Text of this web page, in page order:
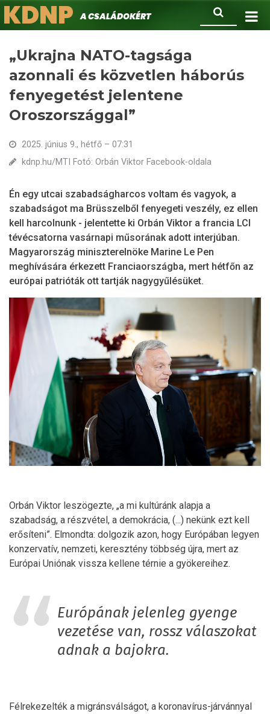
Ugrás
a
Keresés
KDNPA családokért.
„Ukrajna NATO-tagsága
azonnali és közvetlen háborús
fenyegetést jelentene
Oroszországgal”
2025. június 9., hétfő – 07:31
kdnp.hu/MTI Fotó: Orbán Viktor Facebook-oldala
Én egy utcai szabadságharcos voltam és vagyok, a
szabadságot ma Brüsszelből fenyegeti veszély, ez ellen
kell harcolnunk - jelentette ki Orbán Viktor a francia LCI
tévécsatorna vasárnapi műsorának adott interjúban.
Magyarország miniszterelnöke Marine Le Pen
meghívására érkezett Franciaországba, mert hétfőn az
európai patrióták ott tartják nagygyűlésüket.
Orbán Viktor leszögezte, „a mi kultúránk alapja a
szabadság, a részvétel, a demokrácia, (...) nekünk ezt kell
erősíteni”. Elmondta: dolgozik azon, hogy Európában legyen
konzervatív, nemzeti, keresztény többség újra, mert az
Európai Uniónak vissza kellene térnie a gyökereihez.
Európának jelenleg gyenge
vezetése van, rossz válaszokat
adnak a bajokra.
Félrekezelték a migránsválságot, a koronavírus-járvánnyal